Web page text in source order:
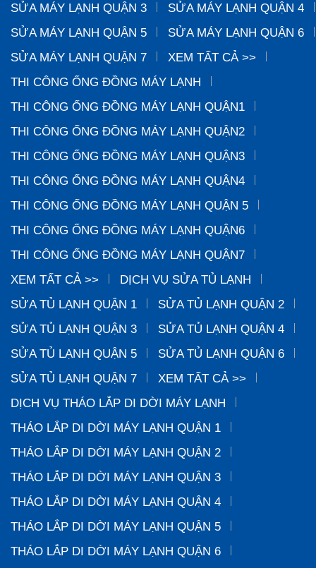
SỬA MÁY LẠNH QUẬN 3
SỬA MÁY LẠNH QUẬN 4
SỬA MÁY LẠNH QUẬN 5
SỬA MÁY LẠNH QUẬN 6
SỬA MÁY LẠNH QUẬN 7
XEM TẤT CẢ >>
THI CÔNG ỐNG ĐỒNG MÁY LẠNH
THI CÔNG ỐNG ĐỒNG MÁY LẠNH QUẬN1
THI CÔNG ỐNG ĐỒNG MÁY LẠNH QUẬN2
THI CÔNG ỐNG ĐỒNG MÁY LẠNH QUẬN3
THI CÔNG ỐNG ĐỒNG MÁY LẠNH QUẬN4
THI CÔNG ỐNG ĐỒNG MÁY LẠNH QUẬN 5
THI CÔNG ỐNG ĐỒNG MÁY LẠNH QUẬN6
THI CÔNG ỐNG ĐỒNG MÁY LẠNH QUẬN7
XEM TẤT CẢ >>
DỊCH VỤ SỬA TỦ LẠNH
SỬA TỦ LẠNH QUẬN 1
SỬA TỦ LẠNH QUẬN 2
SỬA TỦ LẠNH QUẬN 3
SỬA TỦ LẠNH QUẬN 4
SỬA TỦ LẠNH QUẬN 5
SỬA TỦ LẠNH QUẬN 6
SỬA TỦ LẠNH QUẬN 7
XEM TẤT CẢ >>
DỊCH VỤ THÁO LẮP DI DỜI MÁY LẠNH
THÁO LẮP DI DỜI MÁY LẠNH QUẬN 1
THÁO LẮP DI DỜI MÁY LẠNH QUẬN 2
THÁO LẮP DI DỜI MÁY LẠNH QUẬN 3
THÁO LẮP DI DỜI MÁY LẠNH QUẬN 4
THÁO LẮP DI DỜI MÁY LẠNH QUẬN 5
THÁO LẮP DI DỜI MÁY LẠNH QUẬN 6